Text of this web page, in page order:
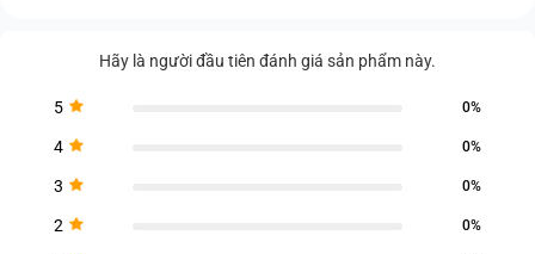
Hãy là người đầu tiên đánh giá sản phẩm này.
5 0%
4 0%
3 0%
2 0%